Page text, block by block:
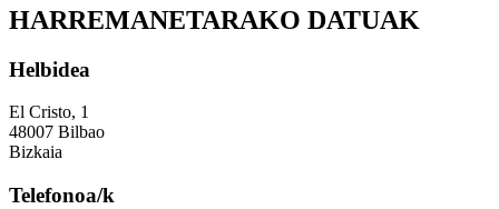
HARREMANETARAKO DATUAK
Helbidea
El Cristo, 1
48007 Bilbao
Bizkaia
Telefonoa/k